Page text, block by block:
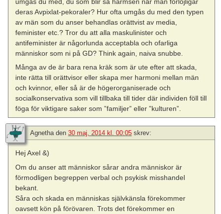
deras Avpixlat-pekoraler? Hur ofta umgås du med den typen
av män som du anser behandlas orättvist av media,
feminister etc.? Tror du att alla maskulinister och
antifeminister är någorlunda acceptabla och ofarliga
människor som ni på GD? Think again, naiva snubbe.
Många av de är bara rena kräk som är ute efter att skada,
inte rätta till orättvisor eller skapa mer harmoni mellan män
och kvinnor, eller så är de högerorganiserade och
socialkonservativa som vill tillbaka till tider där individen föll till
föga för viktigare saker som ”familjer” eller ”kulturen”.
Agnethaden 30 maj, 2014 kl. 00:05 skrev:
Hej Axel &)
Om du anser att människor sårar andra människor är
förmodligen begreppen verbal och psykisk misshandel
bekant.
Såra och skada en människas självkänsla förekommer
oavsett kön på förövaren. Trots det förekommer en